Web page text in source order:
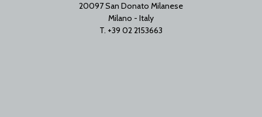
20097 San Donato Milanese
Milano - Italy
T. +39 02 2153663